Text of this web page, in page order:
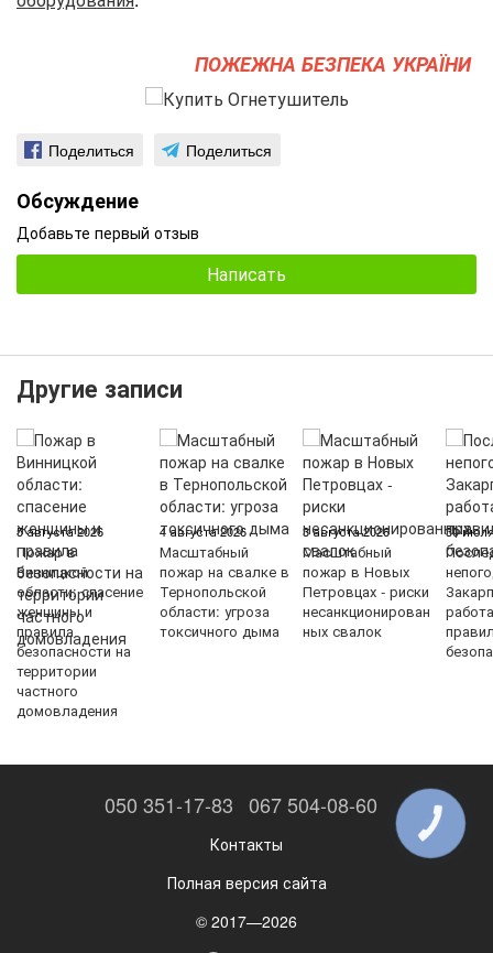
ПОЖЕЖНА БЕЗПЕКА УКРАЇНИ
Поделиться Поделиться
Обсуждение
Добавьте первый отзыв
Написать
Другие записи
5 августа 2026
Пожар в
Винницкой
области: спасение
женщины и
правила
безопасности на
территории
частного
домовладения
4 августа 2026
Масштабный
пожар на свалке в
Тернопольской
области: угроза
токсичного дыма
3 августа 2026
Масштабный
пожар в Новых
Петровцах - риски
несанкционирован
ных свалок
30
050 351-17-83 067 504-08-60
Контакты
Полная версия сайта
© 2017—2026
КНОПКА
ЗВ'ЯЗКУ